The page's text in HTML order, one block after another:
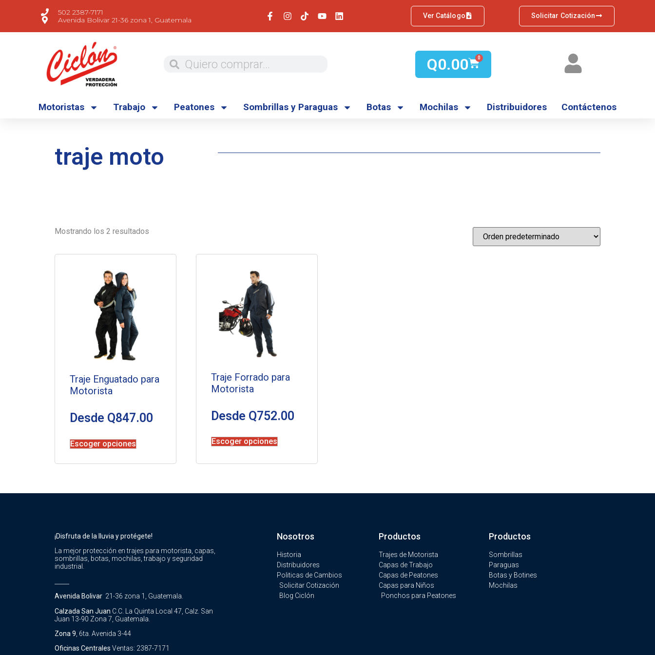
502 2387-7171
Avenida Bolivar 21-36 zona 1, Guatemala
Ver Catálogo Solicitar Cotización
Q0.00 0
Motoristas Trabajo Peatones Sombrillas y Paraguas Botas Mochilas Distribuidores Contáctenos
traje moto
Mostrando los 2 resultados
Traje Enguatado para
Motorista
Desde Q847.00
Escoger opciones
Traje Forrado para
Motorista
Desde Q752.00
Escoger opciones
¡Disfruta de la lluvia y protégete!
La mejor protección en trajes para motorista, capas,
sombrillas, botas, mochilas, trabajo y seguridad
industrial.
Avenida Bolivar 21-36 zona 1, Guatemala.
Calzada San Juan C.C. La Quinta Local 47, Calz. San
Juan 13-90 Zona 7, Guatemala.
Zona 9 , 6ta. Avenida 3-44
Oficinas Centrales Ventas: 2387-7171
Nosotros
Historia
Distribuidores
Politicas de Cambios
Solicitar Cotización
Blog Ciclón
Productos
Trajes de Motorista
Capas de Trabajo
Capas de Peatones
Capas para Niños
Ponchos para Peatones
Productos
Sombrillas
Paraguas
Botas y Botines
Mochilas